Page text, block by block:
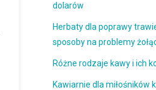
dolarów
Herbaty dla poprawy
sposoby na problemy
Różne rodzaje kawy i ich
Kawiarnie dla miłośników